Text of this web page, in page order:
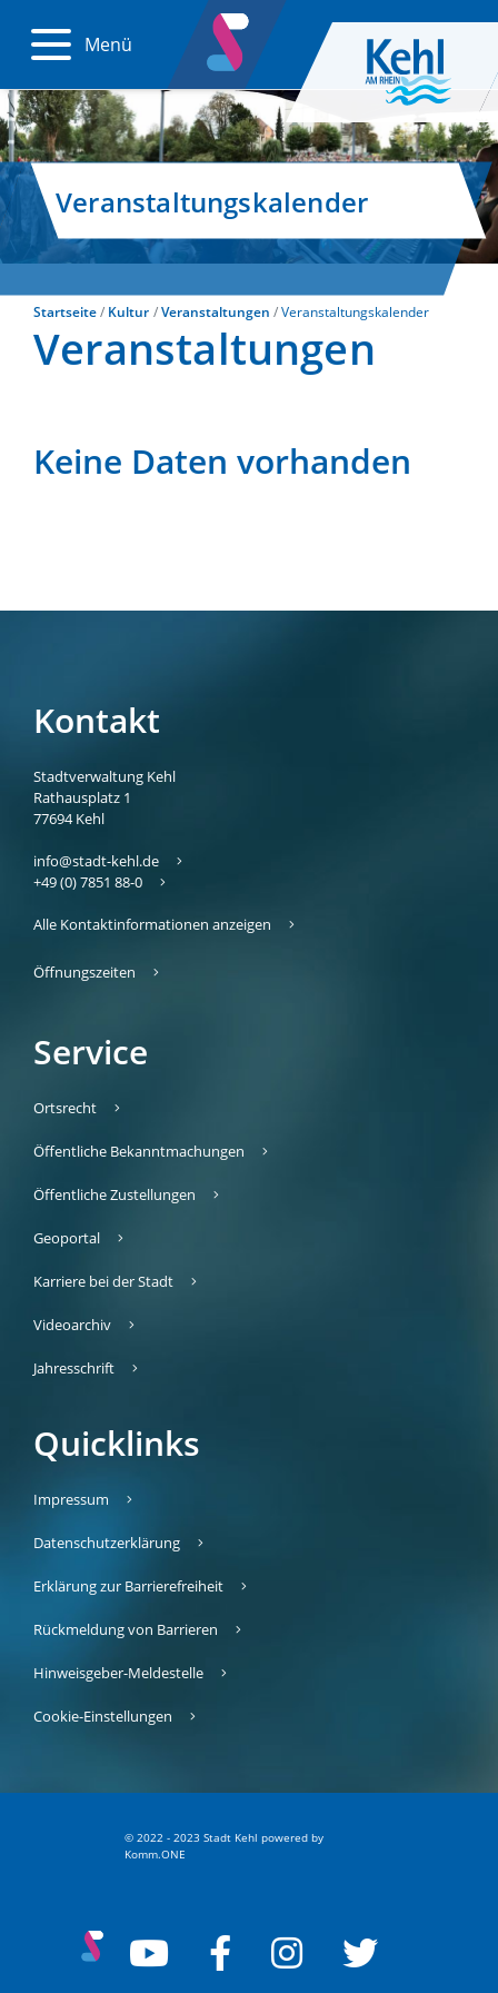
Menü
Veranstaltungskalender
Startseite Kultur Veranstaltungen Veranstaltungskalender
Veranstaltungen
Keine Daten vorhanden
Kontakt
Stadtverwaltung Kehl
Rathausplatz 1
77694 Kehl
info@stadt-kehl.de
+49 (0) 7851 88-0
Alle Kontaktinformationen anzeigen
Öffnungszeiten
Service
Ortsrecht
Öffentliche Bekanntmachungen
Öffentliche Zustellungen
Geoportal
Karriere bei der Stadt
Videoarchiv
Jahresschrift
Quicklinks
Impressum
Datenschutzerklärung
Erklärung zur Barrierefreiheit
Rückmeldung von Barrieren
Hinweisgeber-Meldestelle
Cookie-Einstellungen
© 2022 - 2023 Stadt Kehl powered by
Komm.ONE